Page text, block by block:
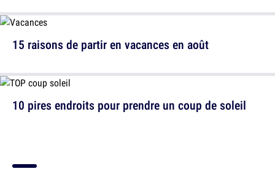
15 raisons de partir en vacances en août
10 pires endroits pour prendre un coup de soleil